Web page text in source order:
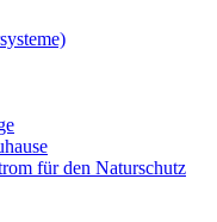
für den Naturschutz